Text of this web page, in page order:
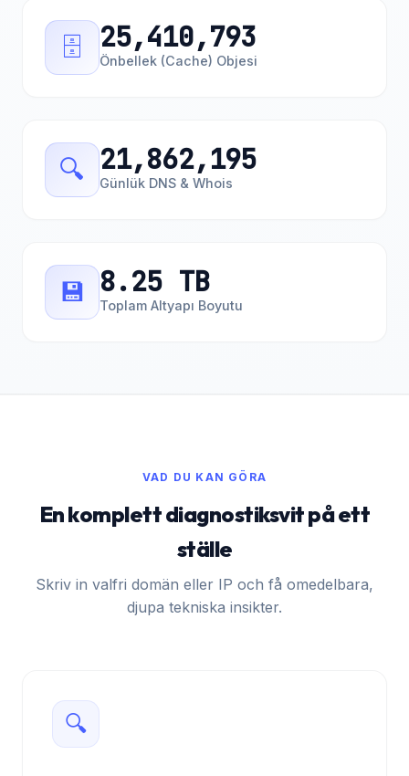
🗄️ 25,410,793
Önbellek (Cache) Objesi
🔍 21,862,195
Günlük DNS & Whois
💾 8.25 TB
Toplam Altyapı Boyutu
VAD DU KAN GÖRA
En komplett diagnostiksvit på ett
ställe
Skriv in valfri domän eller IP och få omedelbara,
djupa tekniska insikter.
🔍